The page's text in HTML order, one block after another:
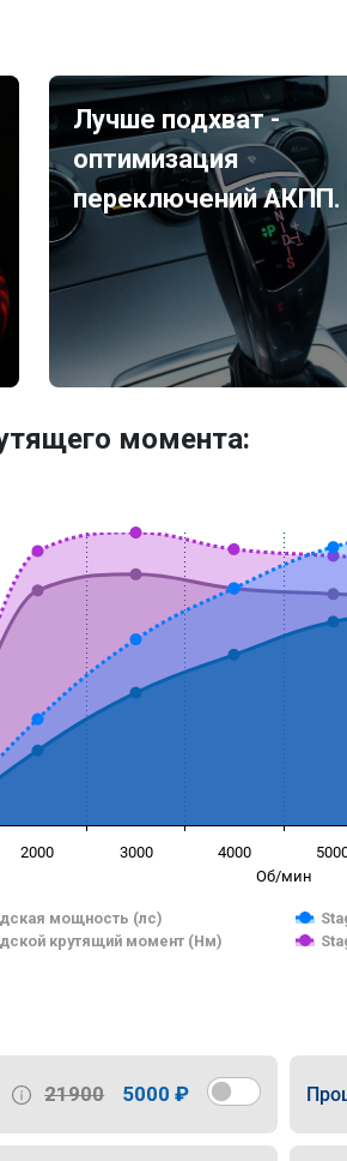
Лучше подхват -
оптимизация
переключений АКПП.
момента:
Об/мин
мощность (лс)
крутящий момент (Нм)
2000 3000 4000
21900 5000 ₽